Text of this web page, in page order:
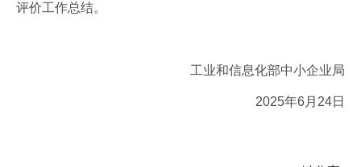
评价工作总结。
工业和信息化部中小企业局
2025年6月24日